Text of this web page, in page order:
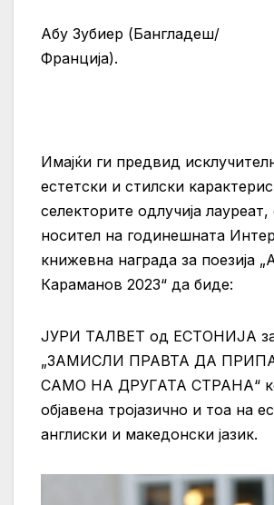
Абу Зубиер (Бангладеш/
Франција).
Имајќи ги предвид
естетски и стилски
селекторите одлучија
носител на годинешната
книжевна награда за поезија
Караманов 2023“ да биде:
ЈУРИ ТАЛВЕТ од ЕСТОНИЈА за
„ЗАМИСЛИ ПРАВТА ДА
САМО НА ДРУГАТА СТРАНА“
објавена тројазично и тоа на
англиски и македонски јазик.